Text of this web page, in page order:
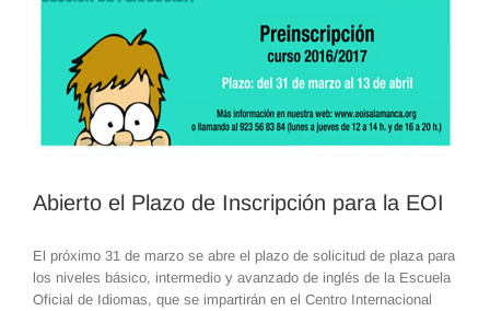
Abierto el Plazo de Inscripción para la EOI
El próximo 31 de marzo se abre el plazo de solicitud de plaza para
los niveles básico, intermedio y avanzado de inglés de la Escuela
Oficial de Idiomas, que se impartirán en el Centro Internacional